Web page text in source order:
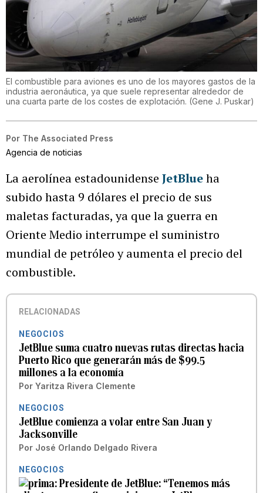
El combustible para aviones es uno de los mayores gastos de la
industria aeronáutica, ya que suele representar alrededor de
una cuarta parte de los costes de explotación. (Gene J. Puskar)
Por The Associated Press
Agencia de noticias
La aerolínea estadounidense JetBlueha
subido hasta 9 dólares el precio de sus
maletas facturadas, ya que la guerra en
Oriente Medio interrumpe el suministro
mundial de petróleo y aumenta el precio del
combustible.
RELACIONADAS
NEGOCIOS
JetBlue suma cuatro nuevas rutas directas hacia
Puerto Rico que generarán más de $99.5
millones a la economía
Por Yaritza Rivera Clemente
NEGOCIOS
JetBlue comienza a volar entre San Juan y
Jacksonville
Por José Orlando Delgado Rivera
NEGOCIOS
Presidente de JetBlue: “Tenemos más